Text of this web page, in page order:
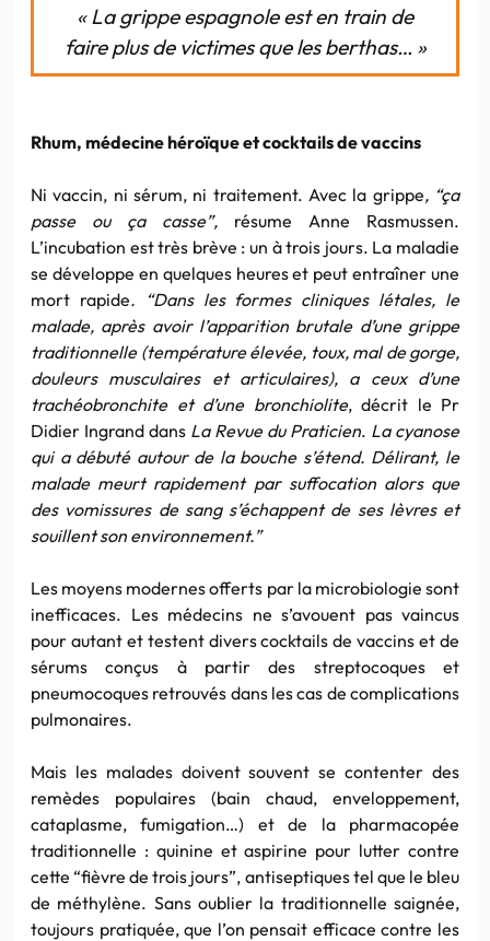
« La grippe espagnole est en train de
faire plus de victimes que les berthas… »
Rhum, médecine héroïque et cocktails de vaccins
Ni vaccin, ni sérum, ni traitement. Avec la grippe, “ça
passe ou ça casse”, résume Anne Rasmussen.
L’incubation est très brève : un à trois jours. La maladie
se développe en quelques heures et peut entraîner une
mort rapide. “Dans les formes cliniques létales, le
malade, après avoir l’apparition brutale d’une grippe
traditionnelle (température élevée, toux, mal de gorge,
douleurs musculaires et articulaires), a ceux d’une
trachéobronchite et d’une bronchiolite, décrit le Pr
Didier Ingrand dans La Revue du Praticien. La cyanose
qui a débuté autour de la bouche s’étend. Délirant, le
malade meurt rapidement par suffocation alors que
des vomissures de sang s’échappent de ses lèvres et
souillent son environnement.”
Les moyens modernes offerts par la microbiologie sont
inefficaces. Les médecins ne s’avouent pas vaincus
pour autant et testent divers cocktails de vaccins et de
sérums conçus à partir des streptocoques et
pneumocoques retrouvés dans les cas de complications
pulmonaires.
Mais les malades doivent souvent se contenter des
remèdes populaires (bain chaud, enveloppement,
cataplasme, fumigation…) et de la pharmacopée
traditionnelle : quinine et aspirine pour lutter contre
cette “fièvre de trois jours”, antiseptiques tel que le bleu
de méthylène. Sans oublier la traditionnelle saignée,
toujours pratiquée, que l’on pensait efficace contre les